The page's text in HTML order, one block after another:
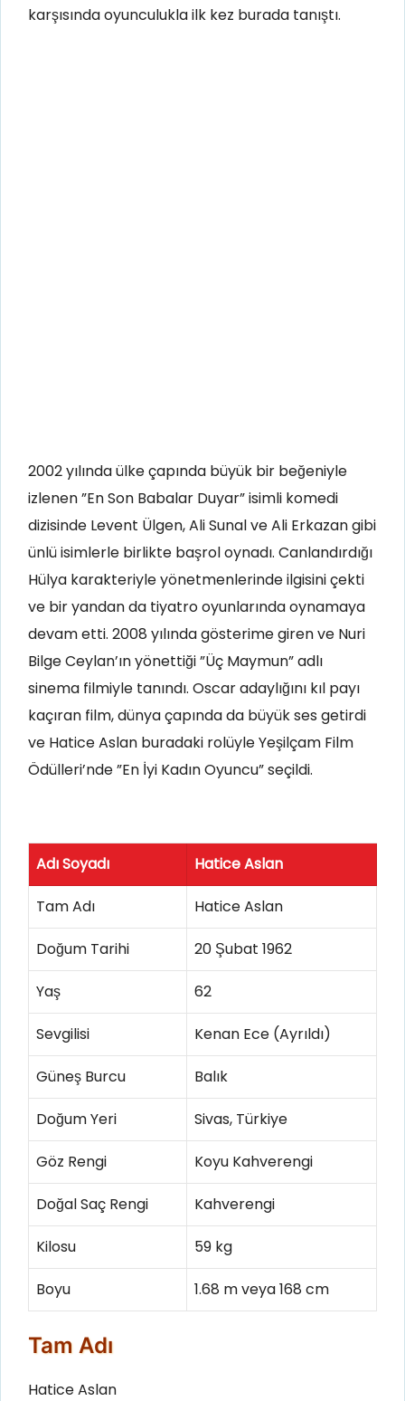
karşısında oyunculukla ilk kez burada tanıştı.
2002 yılında ülke çapında büyük bir beğeniyle
izlenen ”En Son Babalar Duyar” isimli komedi
dizisinde Levent Ülgen, Ali Sunal ve Ali Erkazan gibi
ünlü isimlerle birlikte başrol oynadı. Canlandırdığı
Hülya karakteriyle yönetmenlerinde ilgisini çekti
ve bir yandan da tiyatro oyunlarında oynamaya
devam etti. 2008 yılında gösterime giren ve Nuri
Bilge Ceylan’ın yönettiği ”Üç Maymun” adlı
sinema filmiyle tanındı. Oscar adaylığını kıl payı
kaçıran film, dünya çapında da büyük ses getirdi
ve Hatice Aslan buradaki rolüyle Yeşilçam Film
Ödülleri’nde ”En İyi Kadın Oyuncu” seçildi.
Adı Soyadı Hatice Aslan
Tam Adı Hatice Aslan
Doğum Tarihi 20 Şubat 1962
Yaş 62
Sevgilisi Kenan Ece (Ayrıldı)
Güneş Burcu Balık
Doğum Yeri Sivas, Türkiye
Göz Rengi Koyu Kahverengi
Doğal Saç Rengi Kahverengi
Kilosu 59 kg
Boyu 1.68 m veya 168 cm
Tam Adı
Hatice Aslan